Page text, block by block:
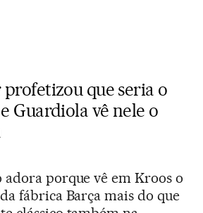
que seria o
Guardiola vê nele o
adora porque vê em Kroos o
fábrica Barça mais do que